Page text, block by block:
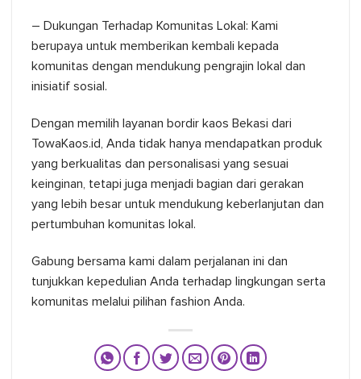
– Dukungan Terhadap Komunitas Lokal: Kami
berupaya untuk memberikan kembali kepada
komunitas dengan mendukung pengrajin lokal dan
inisiatif sosial.
Dengan memilih layanan bordir kaos Bekasi dari
TowaKaos.id, Anda tidak hanya mendapatkan produk
yang berkualitas dan personalisasi yang sesuai
keinginan, tetapi juga menjadi bagian dari gerakan
yang lebih besar untuk mendukung keberlanjutan dan
pertumbuhan komunitas lokal.
Gabung bersama kami dalam perjalanan ini dan
tunjukkan kepedulian Anda terhadap lingkungan serta
komunitas melalui pilihan fashion Anda.